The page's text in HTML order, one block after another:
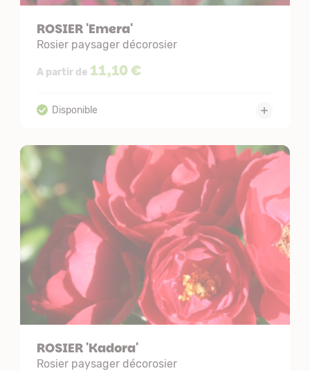
ROSIER 'Emera'
Rosier paysager décorosier
A partir de 11,10 €
ROSIER 'Kadora'
Rosier paysager décorosier